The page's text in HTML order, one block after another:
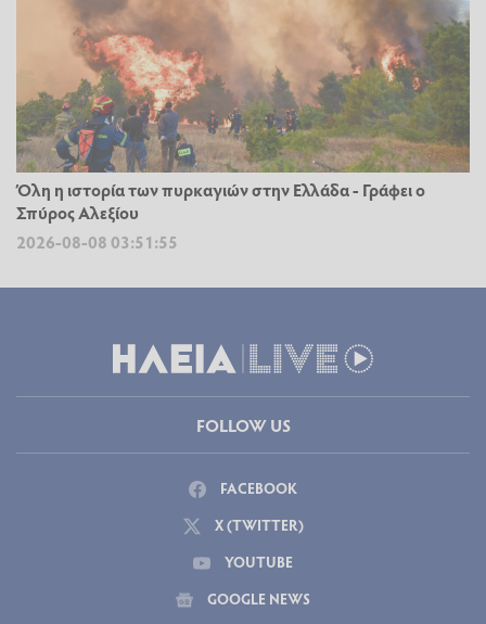
Όλη η ιστορία των πυρκαγιών στην Ελλάδα - Γράφει ο
Σπύρος Αλεξίου
2026-08-08 03:51:55
FOLLOW US
FACEBOOK
X (TWITTER)
YOUTUBE
GOOGLE NEWS